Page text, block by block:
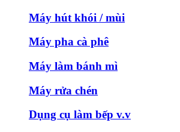
Máy hút khói / mùi
Máy pha cà phê
Máy làm bánh mì
Máy rửa chén
Dụng cụ làm bếp v.v